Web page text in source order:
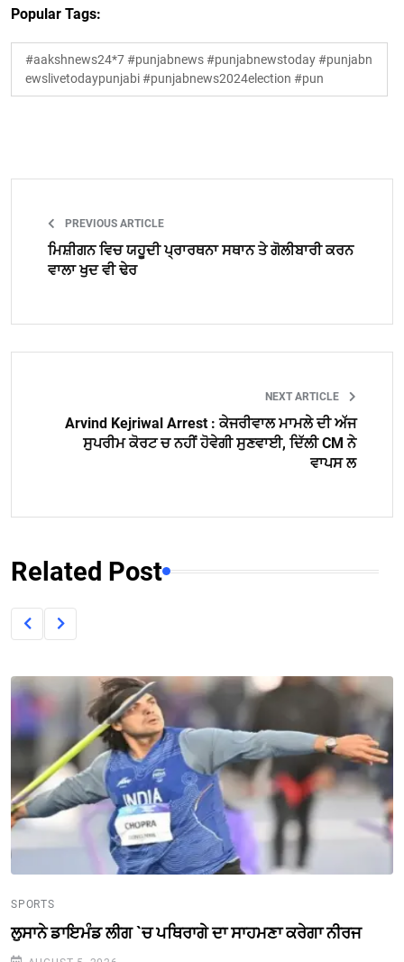
Popular Tags:
#aakshnews24*7 #punjabnews #punjabnewstoday #punjabn
ewslivetodaypunjabi #punjabnews2024election #pun
PREVIOUS ARTICLE
ਮਿਸ਼ੀਗਨ ਵਿਚ ਯਹੂਦੀ ਪ੍ਰਾਰਥਨਾ ਸਥਾਨ ਤੇ ਗੋਲੀਬਾਰੀ ਕਰਨ
ਵਾਲਾ ਖੁਦ ਵੀ ਢੇਰ
NEXT ARTICLE
Arvind Kejriwal Arrest : ਕੇਜਰੀਵਾਲ ਮਾਮਲੇ ਦੀ ਅੱਜ
ਸੁਪਰੀਮ ਕੋਰਟ ਚ ਨਹੀਂ ਹੋਵੇਗੀ ਸੁਣਵਾਈ, ਦਿੱਲੀ CM ਨੇ
ਵਾਪਸ ਲ
Related Post
SPORTS
ਲੁਸਾਨੇ ਡਾਇਮੰਡ ਲੀਗ `ਚ ਪਥਿਰਾਗੇ ਦਾ ਸਾਹਮਣਾ ਕਰੇਗਾ ਨੀਰਜ